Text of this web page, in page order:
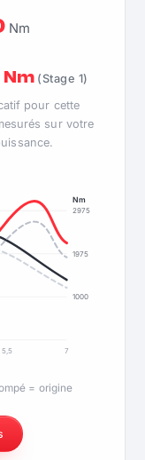
Nm
Nm (Stage 1)
pour cette
sur votre
1000
1975
2975
Nm
5,5
7
= origine